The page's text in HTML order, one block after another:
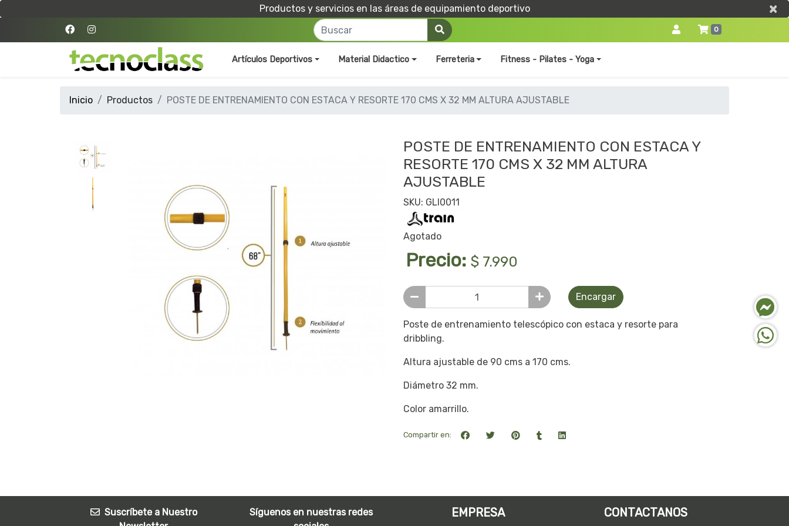
Productos y servicios en las áreas de equipamiento deportivo ×
×
0
Artículos Deportivos Material Didactico Ferreteria Fitness - Pilates - Yoga
Inicio Productos POSTE DE ENTRENAMIENTO CON ESTACA Y RESORTE 170 CMS X 32 MM ALTURA AJUSTABLE
POSTE DE ENTRENAMIENTO CON ESTACA Y
RESORTE 170 CMS X 32 MM ALTURA
AJUSTABLE
SKU: GLI0011
Agotado
Precio: $ 7.990
Encargar
Poste de entrenamiento telescópico con estaca y resorte para
dribbling.
Altura ajustable de 90 cms a 170 cms.
Diámetro 32 mm.
Color amarrillo.
Compartir en:
Suscríbete a Nuestro
Síguenos en nuestras redes
EMPRESA CONTACTANOS